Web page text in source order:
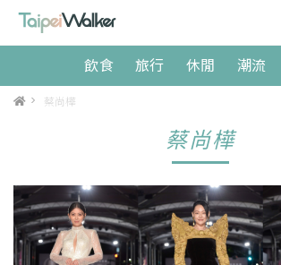
飲食 旅行 休閒 潮流
> 蔡尚樺
蔡尚樺